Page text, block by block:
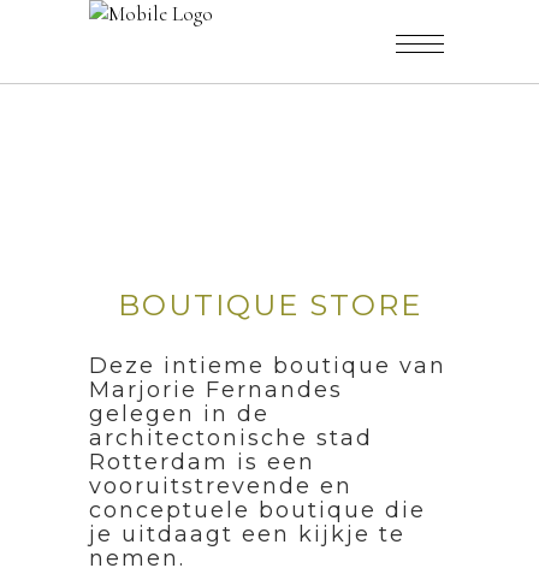
BOUTIQUE STORE
Deze intieme boutique van
Marjorie Fernandes
gelegen in de
architectonische stad
Rotterdam is een
vooruitstrevende en
conceptuele boutique die
je uitdaagt een kijkje te
nemen.